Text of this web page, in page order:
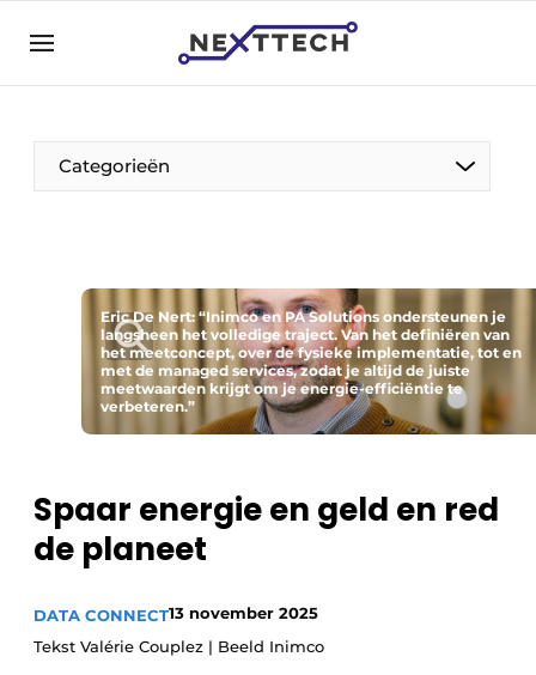
NL EN
Categorieën
Eric De Nert: “Inimco en PA Solutions ondersteunen je
langsheen het volledige traject. Van het definiëren van
het meetconcept, over de fysieke implementatie, tot en
met de managed services, zodat je altijd de juiste
meetwaarden krijgt om je energie-efficiëntie te
verbeteren.”
Spaar energie en geld en red
de planeet
DATA CONNECT13 november 2025
Tekst Valérie Couplez | Beeld Inimco